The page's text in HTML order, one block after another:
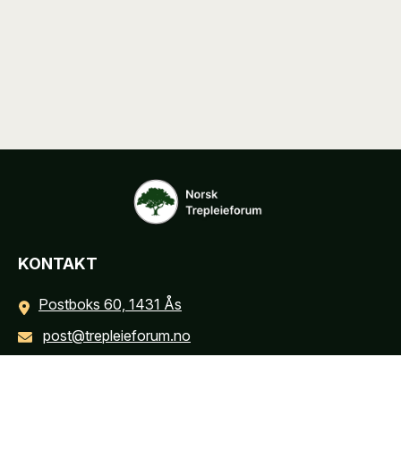
KONTAKT
Postboks 60, 1431 Ås
post@trepleieforum.no